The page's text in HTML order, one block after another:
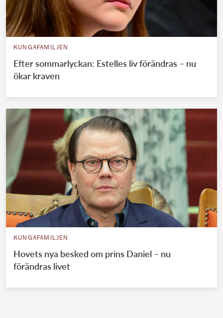
KUNGAFAMILJEN
Efter sommarlyckan: Estelles liv förändras – nu
ökar kraven
KUNGAFAMILJEN
Hovets nya besked om prins Daniel – nu
förändras livet